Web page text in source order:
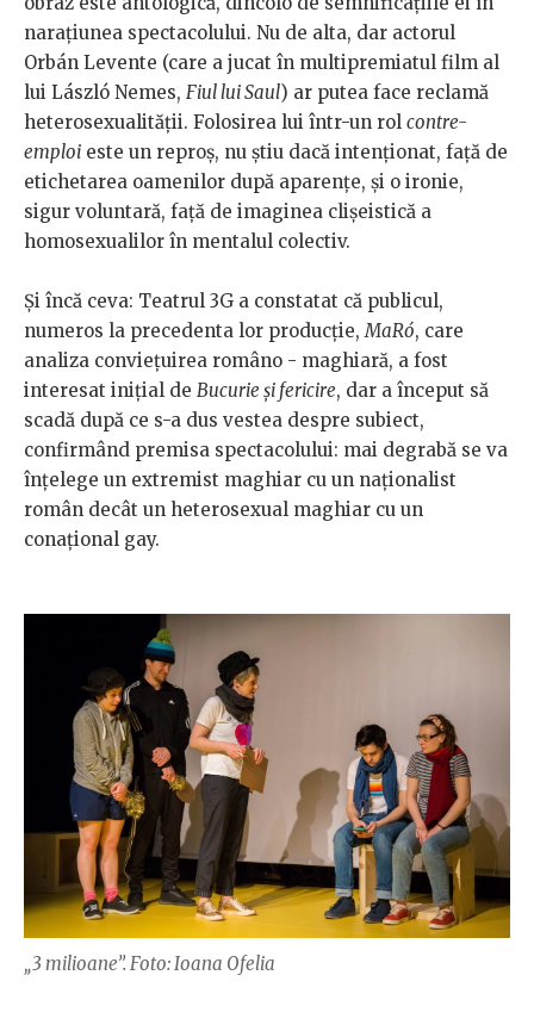
naraţiunea spectacolului. Nu de alta, dar actorul
Orbán Levente (care a jucat în multipremiatul film al
lui László Nemes, Fiul lui Saul) ar putea face reclamă
heterosexualităţii. Folosirea lui într-un rol contre-
emploi este un reproş, nu ştiu dacă intenţionat, faţă de
etichetarea oamenilor după aparenţe, şi o ironie,
sigur voluntară, faţă de imaginea clişeistică a
homosexualilor în mentalul colectiv.
Şi încă ceva: Teatrul 3G a constatat că publicul,
numeros la precedenta lor producţie, MaRó, care
analiza convieţuirea româno - maghiară, a fost
interesat iniţial de Bucurie şi fericire, dar a început să
scadă după ce s-a dus vestea despre subiect,
confirmând premisa spectacolului: mai degrabă se va
înţelege un extremist maghiar cu un naţionalist
român decât un heterosexual maghiar cu un
conaţional gay.
„3 milioane”. Foto: Ioana Ofelia